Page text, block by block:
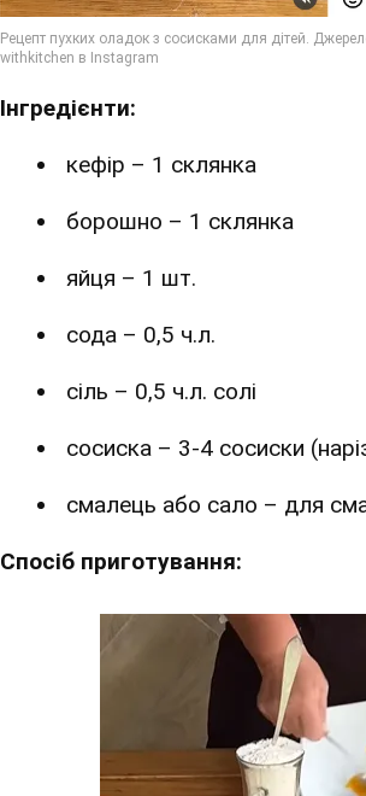
Інгредієнти:
кефір – 1 склянка
борошно – 1 склянка
яйця – 1 шт.
сода – 0,5 ч.л.
сіль – 0,5 ч.л. солі
сосиска – 3-4 сосиски
смалець або сало – для
Спосіб приготування: